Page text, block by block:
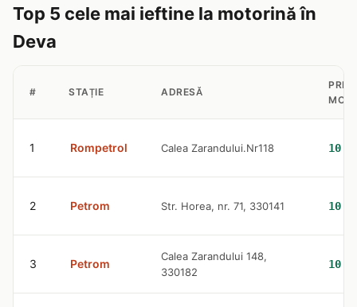
Top 5 cele mai ieftine la motorină în
Deva
# STAȚIE ADRESĂ
PREȚ
1 Rompetrol Calea Zarandului.Nr118
2 Petrom Str. Horea, nr. 71, 330141
3 Petrom
Calea Zarandului 148,
330182